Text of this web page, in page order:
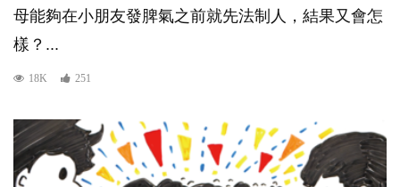
母能夠在小朋友發脾氣之前就先法制人，結果又會怎
樣？...
18K 251